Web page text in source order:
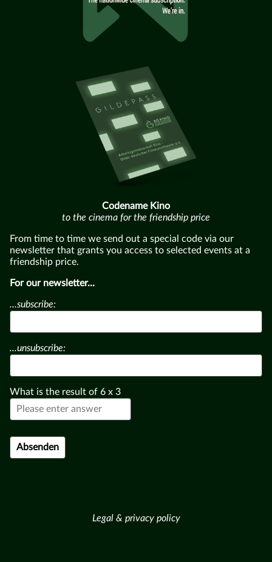
Codename Kino
to the cinema for the friendship price
From time to time we send out a special code via our
newsletter that grants you access to selected events at a
friendship price.
For our newsletter...
...subscribe:
...unsubscribe:
What is the result of 6 x 3
Legal & privacy policy